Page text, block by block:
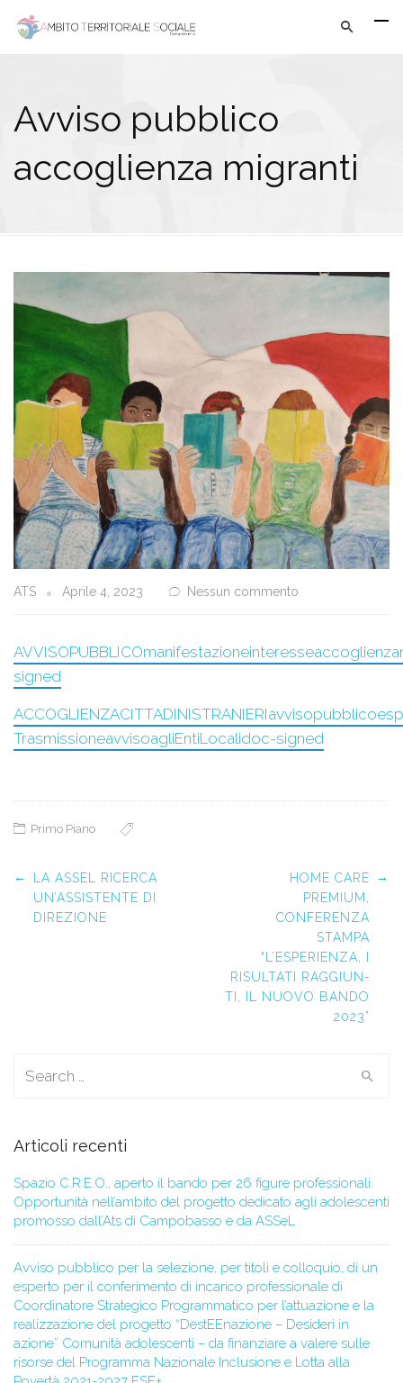
Avviso pubblico
accoglienza migranti
ATS Aprile 4, 2023 Nessun commento
signed
TrasmissioneavvisoagliEntiLocalidoc-signed
Primo Piano
Post navigation
←
LA ASSEL RICERCA
UN’ASSISTENTE DI
DIREZIONE
HOME CARE
PREMIUM,
CONFERENZA
STAMPA
“L’ESPERIENZA, I
RISULTATI RAGGIUN­
TI, IL NUOVO BANDO
2023”
→
Articoli recenti
Spazio C.R.E.O., aperto il bando per 26 figure professionali.
Opportunità nell’ambito del progetto dedicato agli adolescenti
promosso dall’Ats di Campobasso e da ASSeL
Avviso pubblico per la selezione, per titoli e colloquio, di un
esperto per il conferimento di incarico professionale di
Coordinatore Strategico Programmatico per l’attuazione e la
realizzazione del progetto “DestEEnazione – Desideri in
azione” Comunità adolescenti – da finanziare a valere sulle
risorse del Programma Nazionale Inclusione e Lotta alla